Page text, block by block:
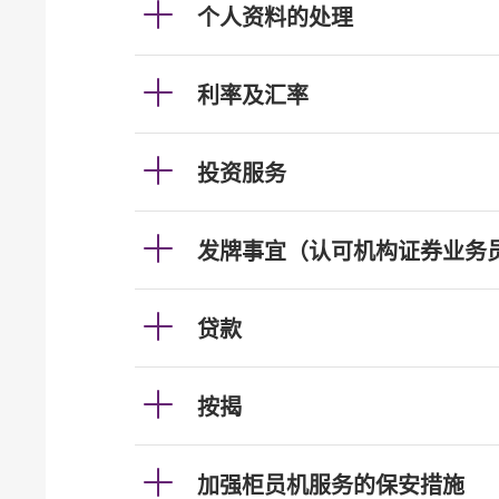
个人资料的处理
利率及汇率
投资服务
发牌事宜（认可机构证券业务
贷款
按揭
加强柜员机服务的保安措施